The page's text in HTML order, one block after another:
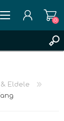
(0)
Eldele